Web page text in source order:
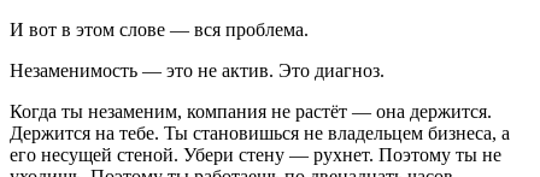
И вот в этом слове — вся проблема.
Незаменимость — это не актив. Это диагноз.
Когда ты незаменим, компания не растёт — она держится.
Держится на тебе. Ты становишься не владельцем бизнеса, а
его несущей стеной. Убери стену — рухнет. Поэтому ты не